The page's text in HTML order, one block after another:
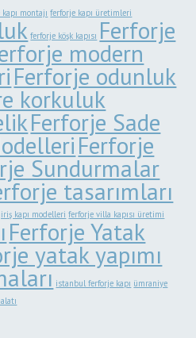
montajı ferforje kapı üretimleri
ferforje köşk kapısı Ferforje
modern
Ferforje odunluk
korkuluk
Ferforje Sade
Ferforje
Sundurmalar
tasarımları
kapı modelleri ferforje villa kapısı üretimi
Ferforje Yatak
yatak yapımı
istanbul ferforje kapı ümraniye